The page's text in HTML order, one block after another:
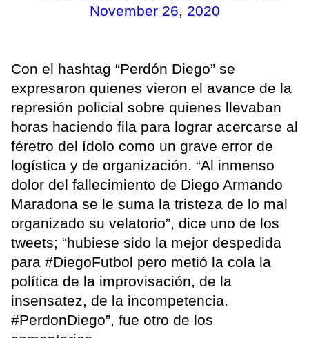
November 26, 2020
Con el hashtag “Perdón Diego” se
expresaron quienes vieron el avance de la
represión policial sobre quienes llevaban
horas haciendo fila para lograr acercarse al
féretro del ídolo como un grave error de
logística y de organización. “Al inmenso
dolor del fallecimiento de Diego Armando
Maradona se le suma la tristeza de lo mal
organizado su velatorio”, dice uno de los
tweets; “hubiese sido la mejor despedida
para #DiegoFutbol pero metió la cola la
política de la improvisación, de la
insensatez, de la incompetencia.
#PerdonDiego”, fue otro de los